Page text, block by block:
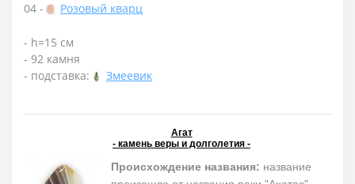
04 -
Розовый кварц
- h=15 см
- 92 камня
- подставка:
Змеевик
Агат
- камень веры и долголетия -
Происхождение названия: название